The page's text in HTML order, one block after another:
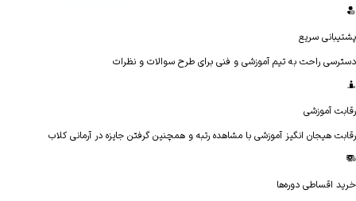
سریع
راحت به تیم آموزشی و فنی برای طرح سوالات و نظرات
آموزشی
هیجان انگیز آموزشی با مشاهده رتبه و همچنین گرفتن جایزه در آرمانی کلاب
اقساطی دوره‌ها